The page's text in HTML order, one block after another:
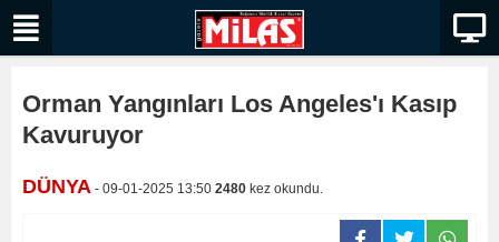
Orman Yangınları Los Angeles'ı Kasıp
Kavuruyor
DÜNYA - 09-01-2025 13:50 2480 kez okundu.